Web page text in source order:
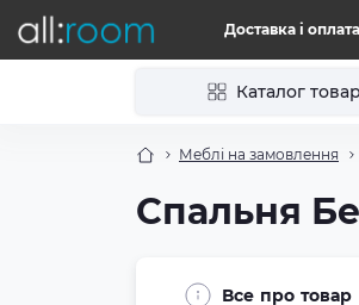
Доставка і оплата
Каталог
Меблі на замовлення
Спальня
Все про товар